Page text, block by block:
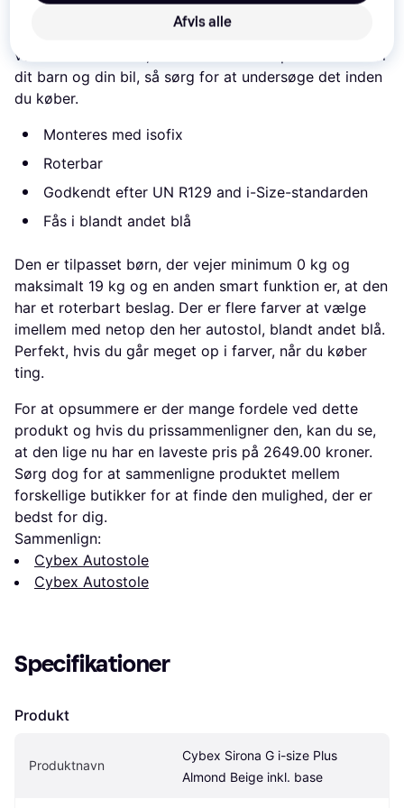
Selvom en sikkerhedssele giver en vis beskyttelse,
være svært at vide, hvilken model der passer bedst til
dit barn og din bil, så sørg for at undersøge det inden
du køber.
Monteres med isofix
Roterbar
Godkendt efter UN R129 and i-Size-standarden
Fås i blandt andet blå
Den er tilpasset børn, der vejer minimum 0 kg og
maksimalt 19 kg og en anden smart funktion er, at den
har et roterbart beslag. Der er flere farver at vælge
imellem med netop den her autostol, blandt andet blå.
Perfekt, hvis du går meget op i farver, når du køber
ting.
For at opsummere er der mange fordele ved dette
produkt og hvis du prissammenligner den, kan du se,
at den lige nu har en laveste pris på 2649.00 kroner.
Sørg dog for at sammenligne produktet mellem
forskellige butikker for at finde den mulighed, der er
bedst for dig.
Sammenlign:
Cybex Autostole
Cybex Autostole
Specifikationer
Produkt
Produktnavn
Cybex Sirona G i-size Plus
Almond Beige inkl. base
Afvis alle